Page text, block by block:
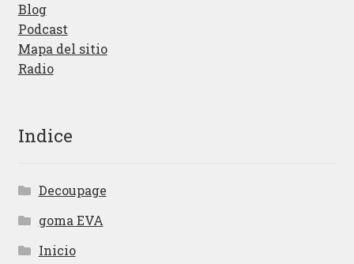
Blog
Podcast
Mapa del sitio
Radio
Indice
Decoupage
goma EVA
Inicio